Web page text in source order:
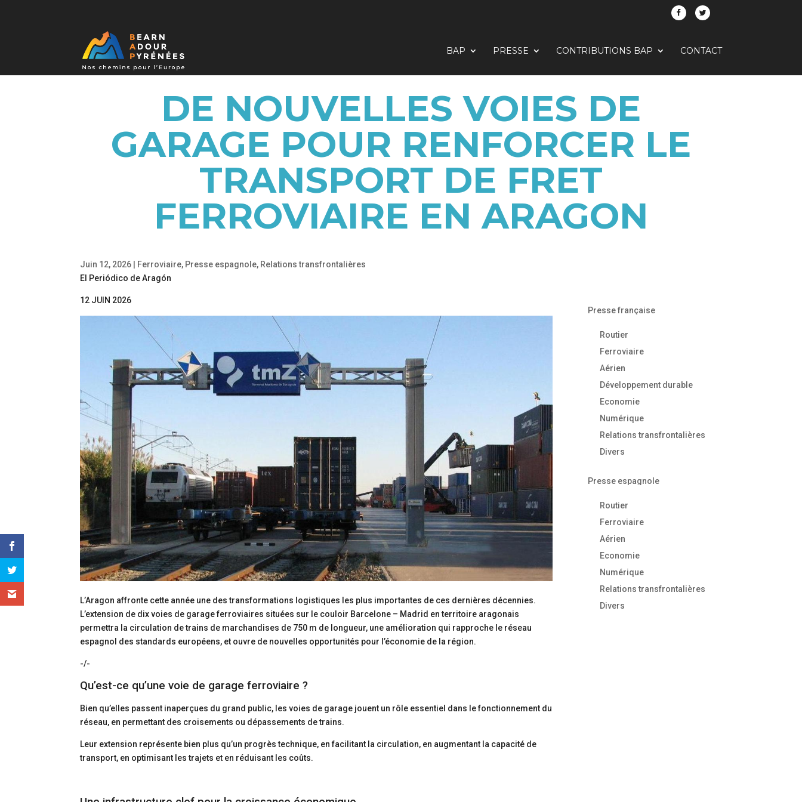
BAP PRESSE CONTRIBUTIONS BAP CONTACT
DE NOUVELLES VOIES DE
GARAGE POUR RENFORCER LE
TRANSPORT DE FRET
FERROVIAIRE EN ARAGON
Juin 12, 2026 Ferroviaire, Presse espagnole, Relations transfrontalières
El Periódico de Aragón
12 JUIN 2026
L’Aragon affronte cette année une des transformations logistiques les plus importantes de ces dernières décennies.
L’extension de dix voies de garage ferroviaires situées sur le couloir Barcelone – Madrid en territoire aragonais
permettra la circulation de trains de marchandises de 750 m de longueur, une amélioration qui rapproche le réseau
espagnol des standards européens, et ouvre de nouvelles opportunités pour l’économie de la région.
-/-
Qu’est-ce qu’une voie de garage ferroviaire ?
Bien qu’elles passent inaperçues du grand public, les voies de garage jouent un rôle essentiel dans le fonctionnement du
réseau, en permettant des croisements ou dépassements de trains.
Leur extension représente bien plus qu’un progrès technique, en facilitant la circulation, en augmentant la capacité de
transport, en optimisant les trajets et en réduisant les coûts.
Presse française
Routier
Ferroviaire
Aérien
Développement durable
Economie
Numérique
Relations transfrontalières
Divers
Presse espagnole
Routier
Ferroviaire
Aérien
Economie
Numérique
Relations transfrontalières
Divers